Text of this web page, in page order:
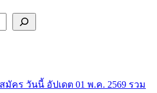
มัคร วันนี้ อัปเดต 01 พ.ค. 2569 รวม